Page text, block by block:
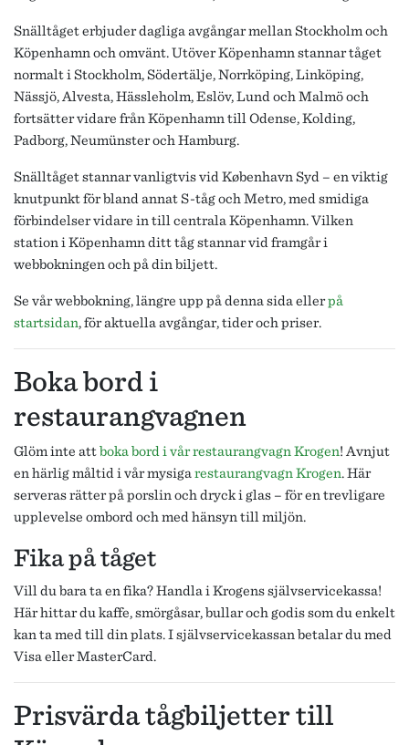
Snälltåget erbjuder dagliga avgångar mellan Stockholm och
Köpenhamn och omvänt. Utöver Köpenhamn stannar tåget
normalt i Stockholm, Södertälje, Norrköping, Linköping,
Nässjö, Alvesta, Hässleholm, Eslöv, Lund och Malmö och
fortsätter vidare från Köpenhamn till Odense, Kolding,
Padborg, Neumünster och Hamburg.
Snälltåget stannar vanligtvis vid København Syd – en viktig
knutpunkt för bland annat S-tåg och Metro, med smidiga
förbindelser vidare in till centrala Köpenhamn. Vilken
station i Köpenhamn ditt tåg stannar vid framgår i
webbokningen och på din biljett.
Se vår webbokning, längre upp på denna sida ellerpå
startsidan, för aktuella avgångar, tider och priser.
Boka bord i
restaurangvagnen
Glöm inte attboka bord i vår restaurangvagn Krogen! Avnjut
en härlig måltid i vår mysigarestaurangvagn Krogen. Här
serveras rätter på porslin och dryck i glas – för en trevligare
upplevelse ombord och med hänsyn till miljön.
Fika på tåget
Vill du bara ta en fika? Handla i Krogens självservicekassa!
Här hittar du kaffe, smörgåsar, bullar och godis som du enkelt
kan ta med till din plats. I självservicekassan betalar du med
Visa eller MasterCard.
Prisvärda tågbiljetter till